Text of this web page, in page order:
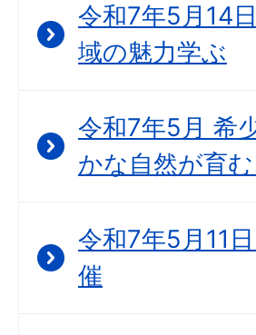
令和7年5月14
域の魅力学ぶ
令和7年5月 希
かな自然が育
令和7年5月11
催